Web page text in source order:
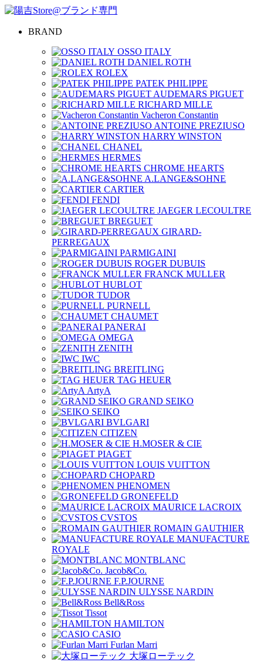
BRAND
OSSO ITALY
DANIEL ROTH
ROLEX
PATEK PHILIPPE
AUDEMARS PIGUET
RICHARD MILLE
Vacheron Constantin
ANTOINE PREZIUSO
HARRY WINSTON
CHANEL
HERMES
CHROME HEARTS
A.LANGE&SOHNE
CARTIER
FENDI
JAEGER LECOULTRE
BREGUET
GIRARD-
PERREGAUX
PARMIGAINI
ROGER DUBUIS
FRANCK MULLER
HUBLOT
TUDOR
PURNELL
CHAUMET
PANERAI
OMEGA
ZENITH
IWC
BREITLING
TAG HEUER
ArtyA
GRAND SEIKO
SEIKO
BVLGARI
CITIZEN
H.MOSER & CIE
PIAGET
LOUIS VUITTON
CHOPARD
PHENOMEN
GRONEFELD
MAURICE LACROIX
CVSTOS
ROMAIN GAUTHIER
MANUFACTURE
ROYALE
MONTBLANC
Jacob&Co.
F.P.JOURNE
ULYSSE NARDIN
Bell&Ross
Tissot
HAMILTON
CASIO
Furlan Marri
大塚ローテック